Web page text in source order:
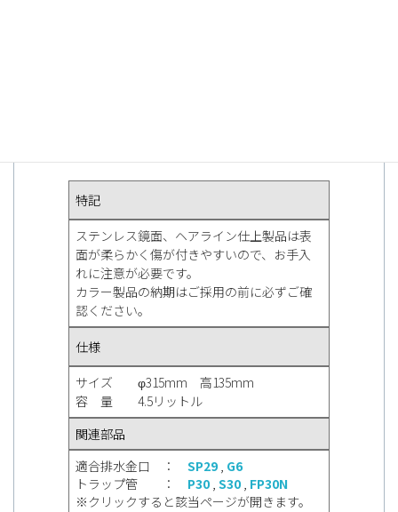
特記
ステンレス鏡面、ヘアライン仕上製品は表
面が柔らかく傷が付きやすいので、お手入
れに注意が必要です。
カラー製品の納期はご採用の前に必ずご確
認ください。
仕様
サイズ φ315mm 高135mm
容 量 4.5リットル
関連部品
適合排水金口 ： SP29 , G6
トラップ管 ： P30 , S30 , FP30N
※クリックすると該当ページが開きます。